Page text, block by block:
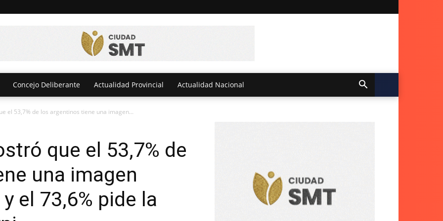
Concejo Deliberante Actualidad Provincial Actualidad Nacional
el 53,7% de los argentinos tiene una imagen...
que el 53,7% de
una imagen
el 73,6% pide la